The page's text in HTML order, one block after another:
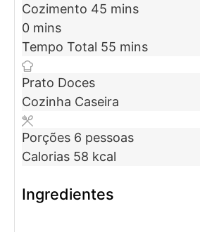
Cozimento 45 mins
0 mins
Tempo Total 55 mins
Prato Doces
Cozinha Caseira
Porções 6 pessoas
Calorias 58 kcal
Ingredientes